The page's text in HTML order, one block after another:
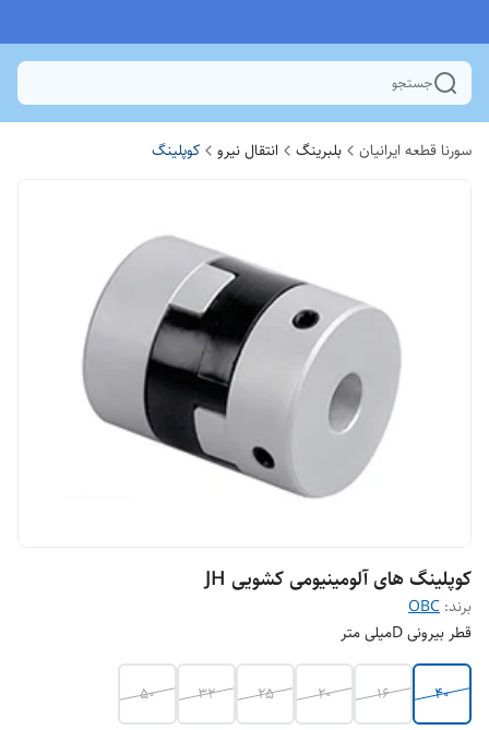
جستجو
سورنا قطعه ایرانیان بلبرینگ انتقال نیرو کوپلینگ
کوپلینگ های آلومینیومی کشویی JH
برند: OBC
قطر بیرونی Dمیلی متر
40
16
20
25
32
50